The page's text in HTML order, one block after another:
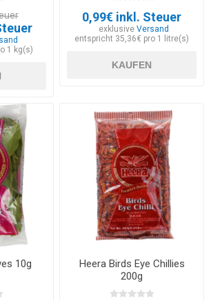
1 kg(s)
0,99€ inkl. Steuer
exklusive Versand
entspricht 35,36€ pro 1 litre(s)
KAUFEN
10g
Heera Birds Eye Chillies
200g